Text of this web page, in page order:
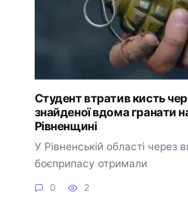
Студент втратив кисть
знайденої вдома гранати
Рівненщині
У Рівненській області через
боєприпасу отримали
0 2